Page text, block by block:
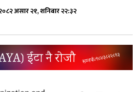
असार २१, शनिबार २२:३२